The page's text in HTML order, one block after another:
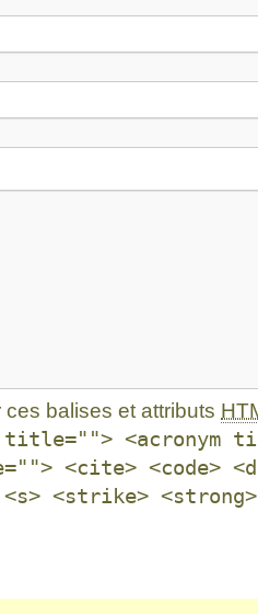
balises et attributs
<acronym
<cite> <code>
<strike> <strong>